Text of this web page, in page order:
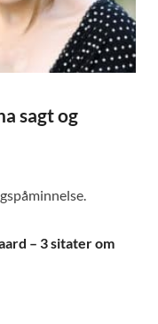
sagt og
– 3 sitater om